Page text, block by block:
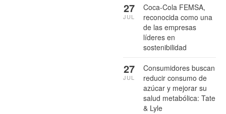
Coca-Cola FEMSA,
reconocida como una
de las empresas
líderes en
sostenibilidad
27
JUL
Consumidores buscan
reducir consumo de
azúcar y mejorar su
salud metabólica: Tate
& Lyle
27
JUL